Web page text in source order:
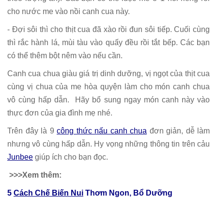
cho nước me vào nồi canh cua này.
- Đợi sôi thì cho thịt cua đã xào rồi đun sôi tiếp. Cuối cùng
thì rắc hành lá, mùi tàu vào quấy đều rồi tắt bếp. Các bạn
có thể thêm bột nêm vào nếu cần.
Canh cua chua giàu giá trị dinh dưỡng, vị ngọt của thịt cua
cùng vị chua của me hòa quyện làm cho món canh chua
vô cùng hấp dẫn. Hãy bổ sung ngay món canh này vào
thực đơn của gia đình mẹ nhé.
Trên đây là 9 công thức nấu canh chua đơn giản, dễ làm
nhưng vô cùng hấp dẫn. Hy vọng những thông tin trên cảu
Junbee giúp ích cho bạn đọc.
>>>Xem thêm:
5 Cách Chế Biến Nui Thơm Ngon, Bổ Dưỡng